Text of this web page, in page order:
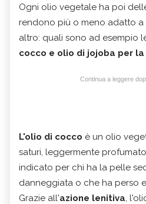
Ogni olio vegetale ha poi
rendono più o meno adatto
altro: quali sono ad esempio
cocco e olio di jojoba per
Continua a leggere
L'olio di cocco è un olio
saturi, leggermente
indicato per chi ha la pelle
danneggiata o che ha perso
Grazie all'azione lenitiva,